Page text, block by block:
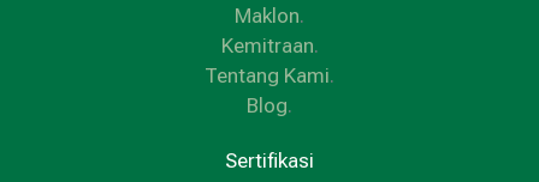
Maklon.
Kemitraan.
Tentang Kami.
Blog.
Sertifikasi